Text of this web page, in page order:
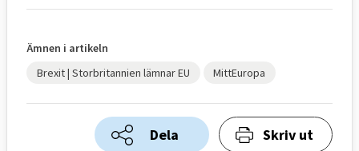
Ämnen i artikeln
Brexit | Storbritannien lämnar EU
MittEuropa
Dela Skriv ut